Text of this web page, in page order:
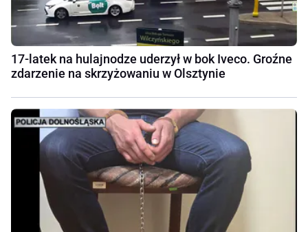
17-latek na hulajnodze uderzył w bok Iveco. Groźne
zdarzenie na skrzyżowaniu w Olsztynie